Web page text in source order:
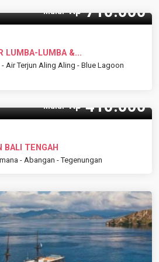
Mulai Rp710.000
LUMBA-LUMBA &...
Air Terjun Aling Aling - Blue Lagoon
Mulai Rp410.000
TENGAH
- Abangan - Tegenungan